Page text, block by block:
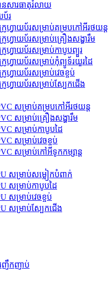
នសារធាតុរំលាយ
ប័រ
រូហ្វាយប័រសម្រាប់គម្របកៅអីរថយន្ត
ហ្វាយប័រសម្រាប់គ្រឿងសង្ហារឹម
ហ្វាយប័រសម្រាប់កាបូបព្យួរ
រូហ្វាយប័រសម្រាប់កុំព្យូទ័រយួរដៃ
ហ្វាយប័រសម្រាប់វេចខ្ចប់
រូហ្វាយប័រសម្រាប់ស្បែកជើង
សម្រាប់គម្របកៅអីរថយន្ត
សម្រាប់គ្រឿងសង្ហារឹម
សម្រាប់កាបូបដៃ
សម្រាប់វេចខ្ចប់
សម្រាប់កៅអីទូកកម្សាន្ត
សម្រាប់សម្លៀកបំពាក់
សម្រាប់កាបូបដៃ
សម្រាប់វេចខ្ចប់
សម្រាប់ស្បែកជើង
កញាប់